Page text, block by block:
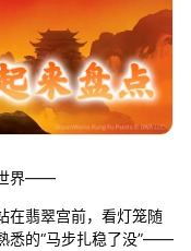
世界——
在翡翠宫前，看灯笼随
悉的“马步扎稳了没”——